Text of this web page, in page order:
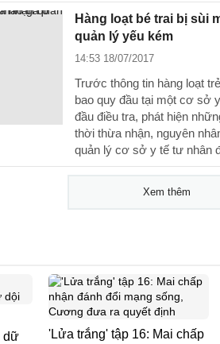
Hàng loạt bé trai bị sùi
quản lý yếu kém
14:53 18/07/2017
Trước thông tin hàng loạt
bao quy đầu tại một cơ sở
đầu điều tra, phát hiện
thời thừa nhận, nguyên
quản lý cơ sở y tế tư nhân
Xem thêm
dữ
'Lửa trắng' tập 16: Mai chấp